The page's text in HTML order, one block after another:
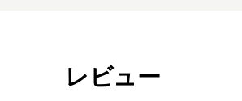
レビュー